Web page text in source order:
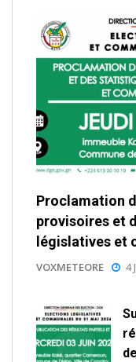
Proclamation
provisoires et
législatives et
VOXMETEORE 4